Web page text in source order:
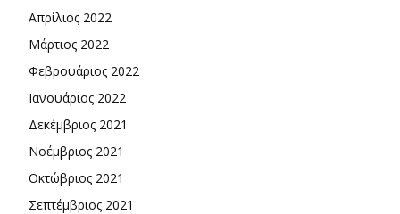
Απρίλιος 2022
Μάρτιος 2022
Φεβρουάριος 2022
Ιανουάριος 2022
Δεκέμβριος 2021
Νοέμβριος 2021
Οκτώβριος 2021
Σεπτέμβριος 2021